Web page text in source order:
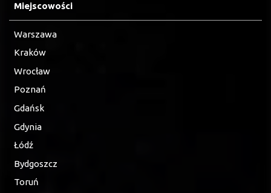
Miejscowości
Warszawa
Kraków
Wrocław
Poznań
Gdańsk
Gdynia
Łódź
Bydgoszcz
Toruń